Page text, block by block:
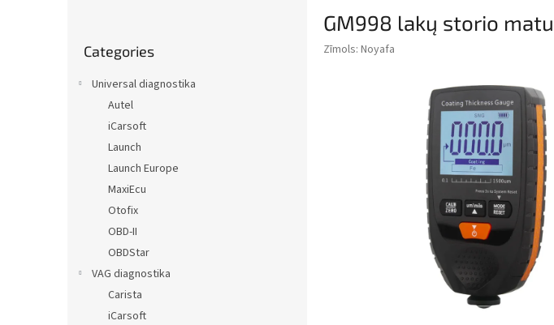
categories
Categories
Universal diagnostika
Autel
iCarsoft
Launch
Launch Europe
MaxiEcu
Otofix
OBD-II
OBDStar
VAG diagnostika
Carista
iCarsoft
GM998 lakų storio
Zīmols: Noyafa